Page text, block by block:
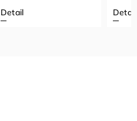
Detail Detail